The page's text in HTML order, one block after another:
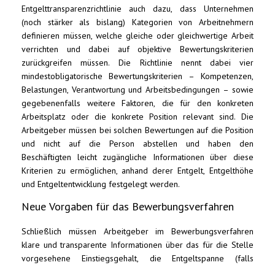
Entgelttransparenzrichtlinie auch dazu, dass Unternehmen
(noch stärker als bislang) Kategorien von Arbeitnehmern
definieren müssen, welche gleiche oder gleichwertige Arbeit
verrichten und dabei auf objektive Bewertungskriterien
zurückgreifen müssen. Die Richtlinie nennt dabei vier
mindestobligatorische Bewertungskriterien – Kompetenzen,
Belastungen, Verantwortung und Arbeitsbedingungen – sowie
gegebenenfalls weitere Faktoren, die für den konkreten
Arbeitsplatz oder die konkrete Position relevant sind. Die
Arbeitgeber müssen bei solchen Bewertungen auf die Position
und nicht auf die Person abstellen und haben den
Beschäftigten leicht zugängliche Informationen über diese
Kriterien zu ermöglichen, anhand derer Entgelt, Entgelthöhe
und Entgeltentwicklung festgelegt werden.
Neue Vorgaben für das Bewerbungsverfahren
Schließlich müssen Arbeitgeber im Bewerbungsverfahren
klare und transparente Informationen über das für die Stelle
vorgesehene Einstiegsgehalt, die Entgeltspanne (falls